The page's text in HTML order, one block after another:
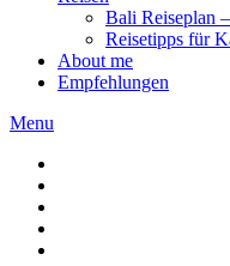
Bali Reiseplan
Reisetipps für
About me
Empfehlungen
Menu